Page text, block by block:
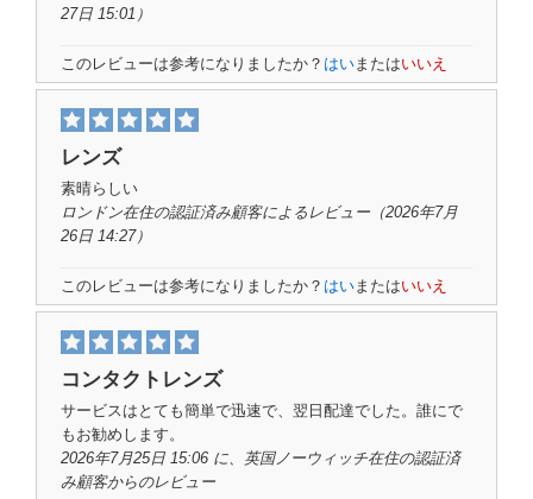
27日 15:01）
このレビューは参考になりましたか？ はいまたはいいえ
レンズ
素晴らしい
ロンドン在住の認証済み顧客によるレビュー（2026年7月
26日 14:27）
このレビューは参考になりましたか？ はいまたはいいえ
コンタクトレンズ
サービスはとても簡単で迅速で、翌日配達でした。誰にで
もお勧めします。
2026年7月25日 15:06 に、英国ノーウィッチ在住の認証済
み顧客からのレビュー